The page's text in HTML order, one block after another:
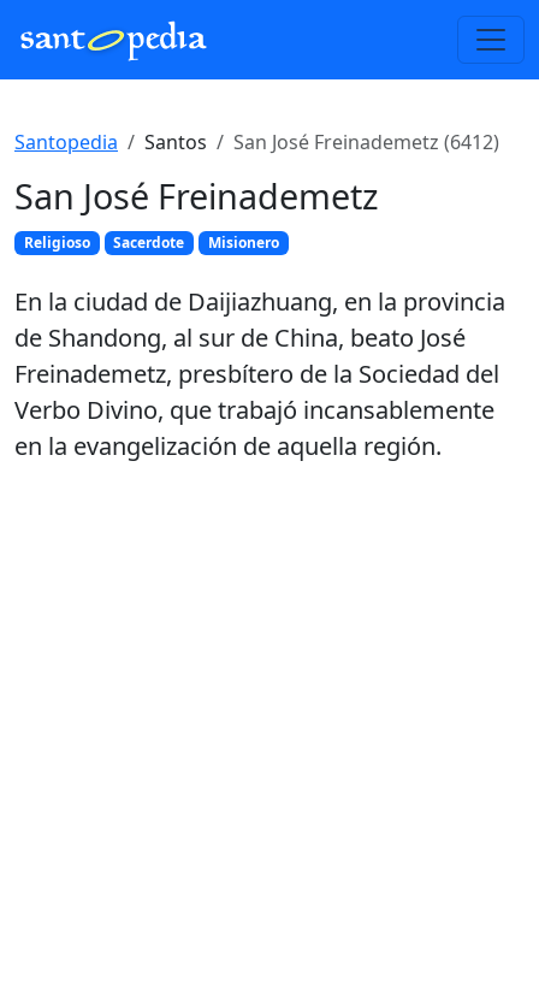
Santopedia Santos San José Freinademetz (6412)
San José Freinademetz
Religioso Sacerdote Misionero
En la ciudad de Daijiazhuang, en la provincia
de Shandong, al sur de China, beato José
Freinademetz, presbítero de la Sociedad del
Verbo Divino, que trabajó incansablemente
en la evangelización de aquella región.